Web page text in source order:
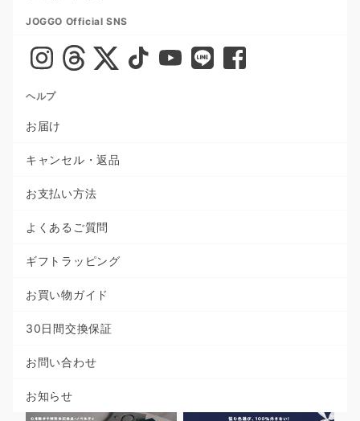
JOGGO Official SNS
ヘルプ
お届け
キャンセル・返品
お支払い方法
よくあるご質問
ギフトラッピング
お買い物ガイド
30日間交換保証
お問い合わせ
お知らせ